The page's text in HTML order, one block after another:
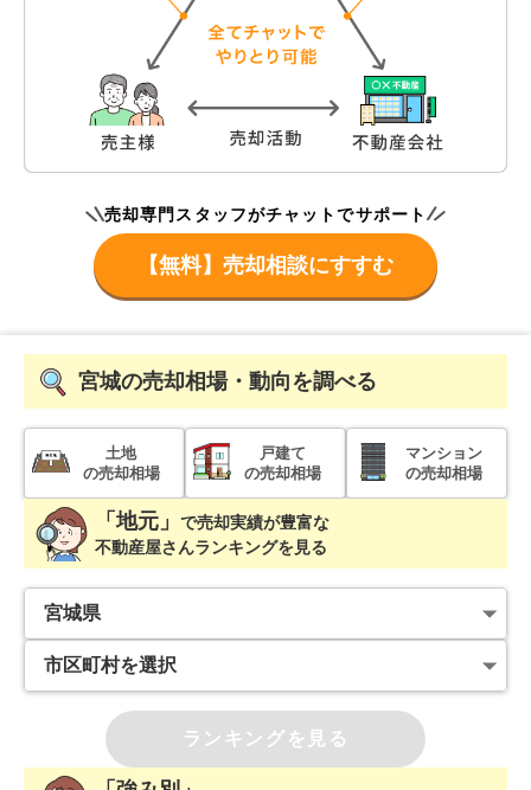
売却専門スタッフがチャットでサポート
【無料】売却相談にすすむ
宮城の売却相場・動向を調べる
土地
の売却相場
戸建て
の売却相場
マンション
の売却相場
「地元」 で売却実績が豊富な
不動産屋さんランキングを見る
ランキングを見る